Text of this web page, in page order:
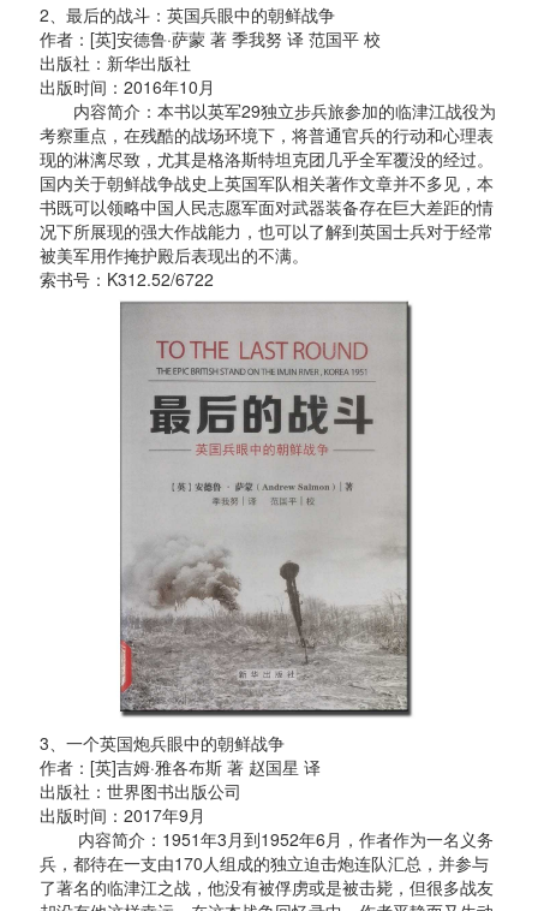
2、最后的战斗：英国兵眼中的朝鲜战争
作者：[英]安德鲁·萨蒙 著 季我努 译 范国平 校
出版社：新华出版社
出版时间：2016年10月
内容简介：本书以英军29独立步兵旅参加的临津江战役为
考察重点，在残酷的战场环境下，将普通官兵的行动和心理表
现的淋漓尽致，尤其是格洛斯特坦克团几乎全军覆没的经过。
国内关于朝鲜战争战史上英国军队相关著作文章并不多见，本
书既可以领略中国人民志愿军面对武器装备存在巨大差距的情
况下所展现的强大作战能力，也可以了解到英国士兵对于经常
被美军用作掩护殿后表现出的不满。
索书号：K312.52/6722
3、一个英国炮兵眼中的朝鲜战争
作者：[英]吉姆·雅各布斯 著 赵国星 译
出版社：世界图书出版公司
出版时间：2017年9月
内容简介：1951年3月到1952年6月，作者作为一名义务
兵，都待在一支由170人组成的独立迫击炮连队汇总，并参与
了著名的临津江之战，他没有被俘虏或是被击毙，但很多战友